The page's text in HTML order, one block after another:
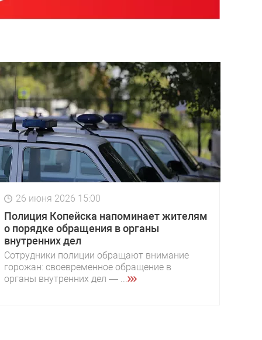
26 июня 2026 15:00
Полиция Копейска напоминает жителям
о порядке обращения в органы
внутренних дел
Сотрудники полиции обращают внимание
горожан: своевременное обращение в
органы внутренних дел — ...